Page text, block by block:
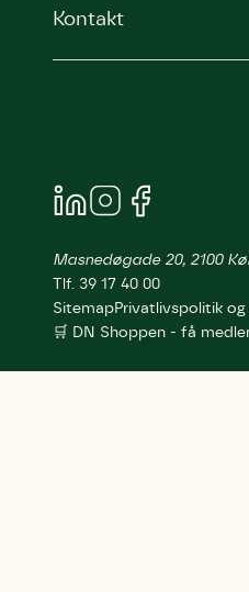
Kontakt
Masnedøgade 20, 2100
Tlf. 39 17 40 00
SitemapPrivatlivspolitik
🛒 DN Shoppen - få